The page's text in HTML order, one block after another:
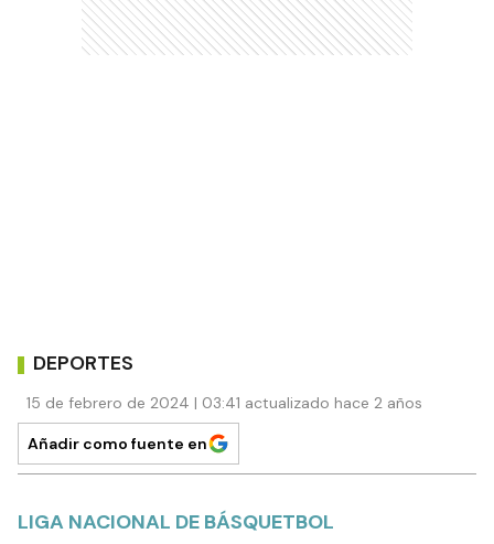
DEPORTES
15 de febrero de 2024 | 03:41 actualizado hace 2 años
Añadir como fuente en
LIGA NACIONAL DE BÁSQUETBOL